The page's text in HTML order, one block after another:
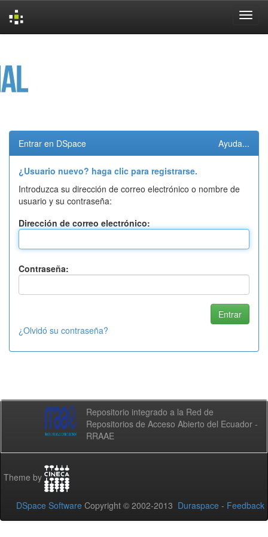
Entrar en DSpace Ayuda...
¿Usuario nuevo? haga clic para registrarse.
Introduzca su dirección de correo electrónico o nombre de
usuario y su contraseña:
Dirección de correo electrónico:
Contraseña:
¿Olvidó su contraseña?
Repositorio integrado a la Red de
Repositorios de Acceso Abierto del Ecuador -
RRAAE
Theme by
DSpace Software Copyright © 2002-2013 Duraspace - Feedback